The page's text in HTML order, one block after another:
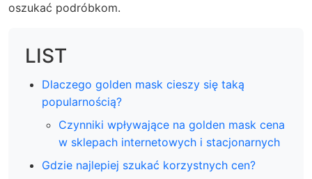
oszukać podróbkom.
LIST
Dlaczego golden mask cieszy się taką
popularnością?
Czynniki wpływające na golden mask cena
w sklepach internetowych i stacjonarnych
Gdzie najlepiej szukać korzystnych cen?